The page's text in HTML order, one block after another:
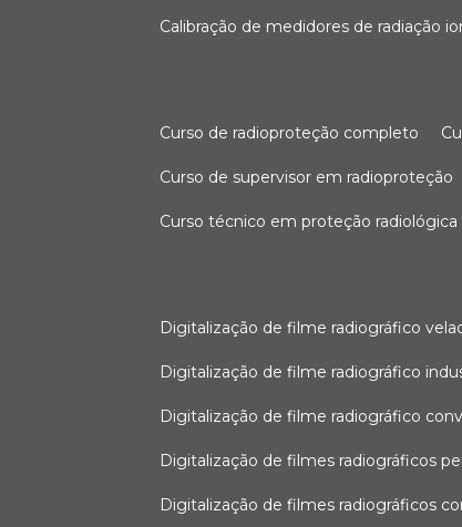
calibração de medidores de radiação
curso de radioproteção completo
curso de supervisor em radioproteção
curso técnico em proteção radiológica
digitalização de filme radiográfico
digitalização de filme radiográfico
digitalização de filme radiográfico
digitalização de filmes radiográficos
digitalização de filmes radiográficos